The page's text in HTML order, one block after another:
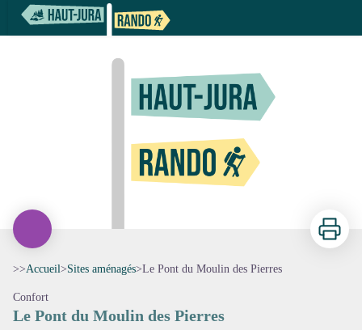
Le Pont du Moulin des Pierres
Imprimer
>>Accueil>Sites aménagés>Le Pont du Moulin des Pierres
Confort
Le Pont du Moulin des Pierres